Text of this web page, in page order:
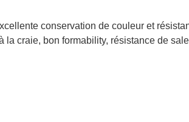
conservation de couleur et
la craie, bon formability, résistance de